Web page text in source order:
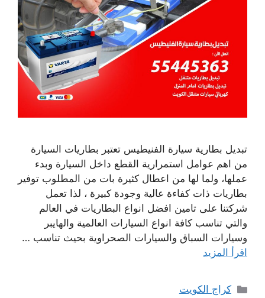
تبديل بطارية سيارة الفنيطيس تعتبر بطاريات السيارة
من اهم عوامل استمرارية القطع داخل السيارة وبدء
عملها، ولما لها من اعطال كثيرة بات من المطلوب توفير
بطاريات ذات كفاءة عالية وجودة كبيرة ، لذا تعمل
شركتنا على تامين افضل انواع البطاريات في العالم
والتي تناسب كافة انواع السيارات العالمية والهايبر
وسيارات السباق والسيارات الصحراوية بحيث تناسب …
اقرأ المزيد
التصنيفات
كراج الكويت